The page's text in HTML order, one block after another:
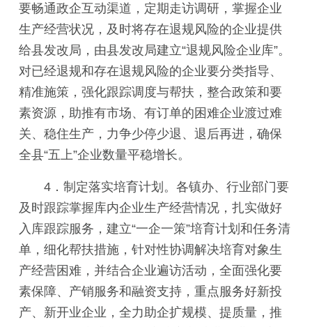
要畅通政企互动渠道，定期走访调研，掌握企业
生产经营状况，及时将存在退规风险的企业提供
给县发改局，由县发改局建立“退规风险企业库”。
对已经退规和存在退规风险的企业要分类指导、
精准施策，强化跟踪调度与帮扶，整合政策和要
素资源，助推有市场、有订单的困难企业渡过难
关、稳住生产，力争少停少退、退后再进，确保
全县“五上”企业数量平稳增长。
4．制定落实培育计划。各镇办、行业部门要
及时跟踪掌握库内企业生产经营情况，扎实做好
入库跟踪服务，建立“一企一策”培育计划和任务清
单，细化帮扶措施，针对性协调解决培育对象生
产经营困难，并结合企业遍访活动，全面强化要
素保障、产销服务和融资支持，重点服务好新投
产、新开业企业，全力助企扩规模、提质量，推